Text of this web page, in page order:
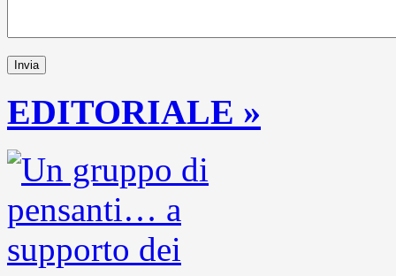
EDITORIALE »